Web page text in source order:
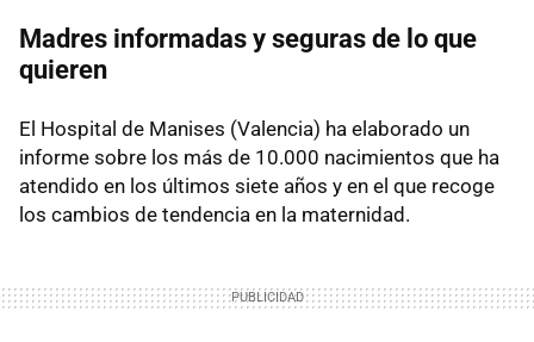
Madres informadas y seguras de lo que
quieren
El Hospital de Manises (Valencia) ha elaborado un
informe sobre los más de 10.000 nacimientos que ha
atendido en los últimos siete años y en el que recoge
los cambios de tendencia en la maternidad.